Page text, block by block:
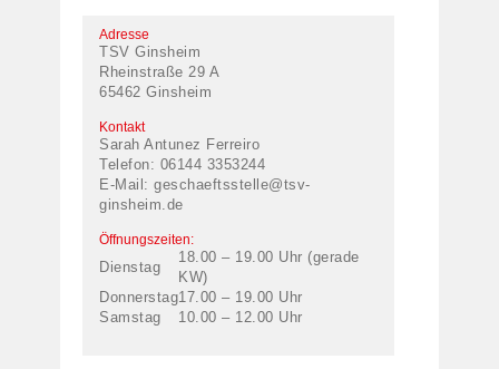
Adresse
TSV Ginsheim
Rheinstraße 29 A
65462 Ginsheim
Kontakt
Sarah Antunez Ferreiro
Telefon: 06144 3353244
E-Mail: geschaeftsstelle@tsv-
ginsheim.de
Öffnungszeiten:
Dienstag
18.00 – 19.00 Uhr (gerade
KW)
Donnerstag17.00 – 19.00 Uhr
Samstag
10.00 – 12.00 Uhr